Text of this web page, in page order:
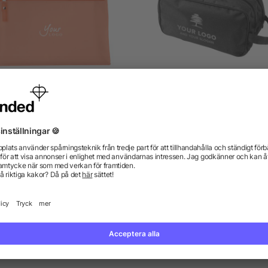
i frostad plast
från 7,25 kr från 21,76 kr
Vi har svaren.